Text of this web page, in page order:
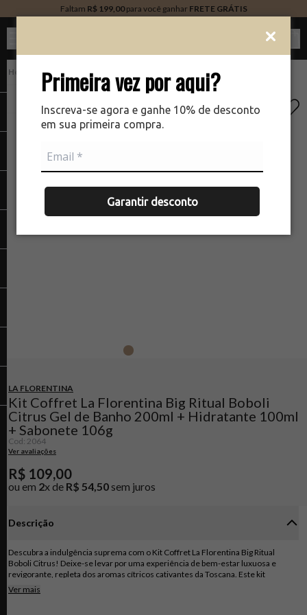
Primeira vez por aqui?
Inscreva-se agora e ganhe 10% de desconto
em sua primeira compra.
Garantir desconto
Faltam R$ 199,00para você ganhar FRETE GRÁTIS
Kits
LA FLORENTINA
Kit Coffret La Florentina Big Ritual Boboli
Citrus Gel de Banho 200ml + Hidratante 100ml
+ Sabonete 106g
Cod: 2064
Ver avaliações
R$ 109,00
ou em 2x de R$ 54,50 sem juros
Descrição
Descubra a indulgência suprema com o Kit Coffret La Florentina Big Ritual
Boboli Citrus! Deixe-se levar por uma experiência de bem-estar luxuosa e
revigorante, repleta dos aromas cítricos cativantes da Toscana. Este kit
exclusivo combina três produtos de alta qualidade: o Gel de Banho de 200ml, o
Hidratante de 100ml e o Sabonete de 106g. ?? Gel de Banho Boboli Citrus ??
Ver mais